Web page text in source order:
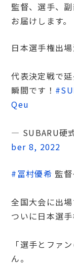
監督、選手、
お届けします。
日本選手権出場
代表決定戦で
瞬間です！
Qeu
— SUBARU硬
ber 8, 2022
#冨村優希 監督
全国大会に出
ついに日本選
「選手とファ
ん。